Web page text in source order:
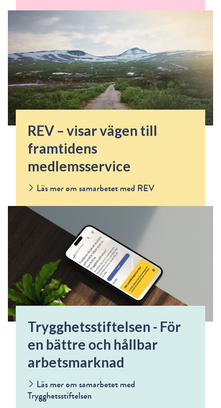
REV – visar vägen till
framtidens
medlemsservice
Läs mer om samarbetet med REV
Trygghetsstiftelsen - För
en bättre och hållbar
arbetsmarknad
Läs mer om samarbetet med
Trygghetsstiftelsen